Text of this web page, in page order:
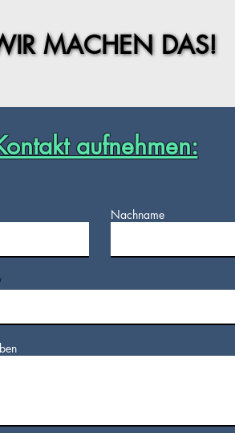
MACHEN DAS!
MACHEN DAS!
aufnehmen:
Nachname